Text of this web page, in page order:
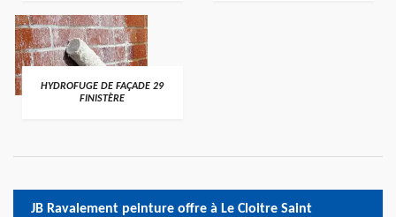
HYDROFUGE DE FAÇADE 29
FINISTÈRE
JB Ravalement peinture offre à Le Cloitre Saint